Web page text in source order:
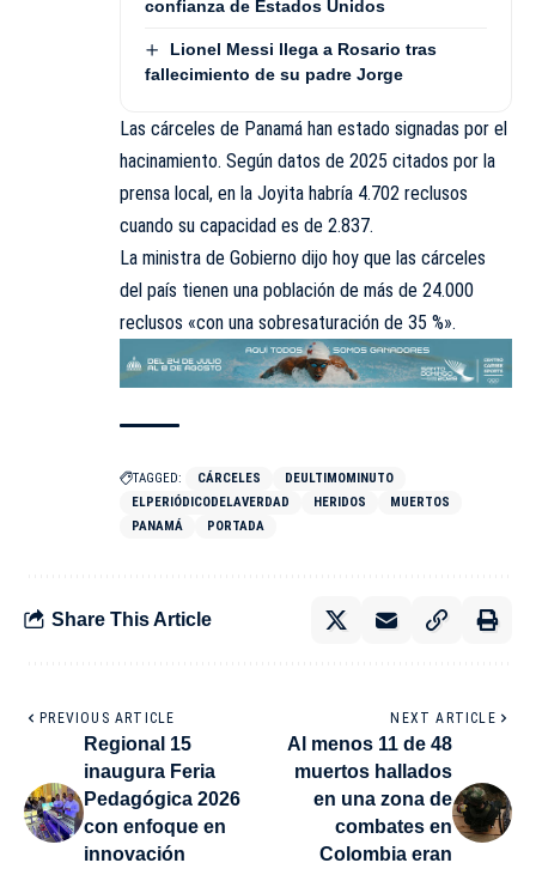
confianza de Estados Unidos
Lionel Messi llega a Rosario tras
fallecimiento de su padre Jorge
Las cárceles de Panamá han estado signadas por el
hacinamiento. Según datos de 2025 citados por la
prensa local, en la Joyita habría 4.702 reclusos
cuando su capacidad es de 2.837.
La ministra de Gobierno dijo hoy que las cárceles
del país tienen una población de más de 24.000
reclusos «con una sobresaturación de 35 %».
TAGGED: CÁRCELES
DEULTIMOMINUTO
ELPERIÓDICODELAVERDAD
HERIDOS
MUERTOS
PANAMÁ
PORTADA
Share This Article
PREVIOUS ARTICLE
Regional 15
inaugura Feria
Pedagógica 2026
con enfoque en
innovación
NEXT ARTICLE
Al menos 11 de 48
muertos hallados
en una zona de
combates en
Colombia eran